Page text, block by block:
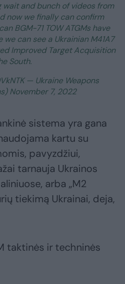
wait and bunch of videos from
now we finally can confirm
BGM-71 TOW ATGMs have
we can see a Ukrainian M41A7
Improved Target Acquisition
South.
— Ukraine Weapons
November 7, 2022
sistema yra gana
kartu su
pavyzdžiui,
tarnauja Ukrainos
arba „M2
tiekimą Ukrainai, deja,
taktinės ir techninės